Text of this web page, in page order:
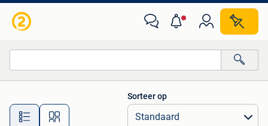
Alle afstanden…
Sorteer op